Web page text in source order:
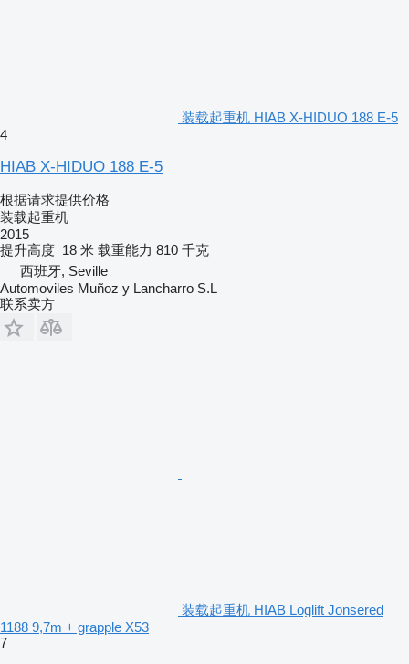
装载起重机 HIAB X-HIDUO 188 E-5
4
HIAB X-HIDUO 188 E-5
根据请求提供价格
装载起重机
2015
提升高度 18 米 载重能力 810 千克
西班牙, Seville
Automoviles Muñoz y Lancharro S.L
联系卖方
装载起重机 HIAB Loglift Jonsered
1188 9,7m + grapple X53
7